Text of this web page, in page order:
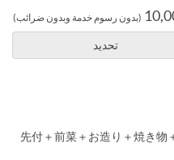
(بدون رسوم خدمة وبدون ضرائب)
تحديد
【コース内容】先付＋前菜＋お造り＋